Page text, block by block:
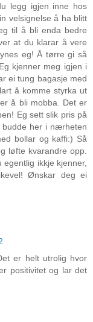
legg igjen inne hos
velsignelse å ha blitt
til å bli enda bedre
at du klarar å vere
eg! Å tørre gi så
kjenner meg igjen i
ei tung bagasje med
å komme styrka ut
å bli mobba. Det er
Eg sett slik pris på
budde her i nærheten
bollar og kaffi:) Så
løfte kvarandre opp.
ikkje kjenner,
Ønskar deg ei
er helt utrolig hvor
positivitet og lar det